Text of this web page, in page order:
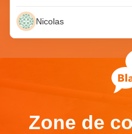
Nicolas
Zone de